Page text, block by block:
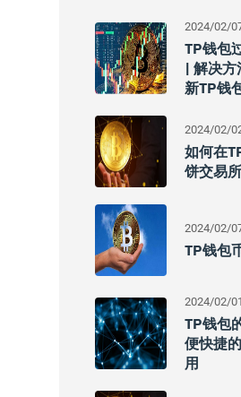
2024/02/
TP钱包
| 解决方
新TP钱
2024/02/
如何在
饼交易所
2024/02/
TP钱包
2024/02/01
TP钱包
便快捷
用